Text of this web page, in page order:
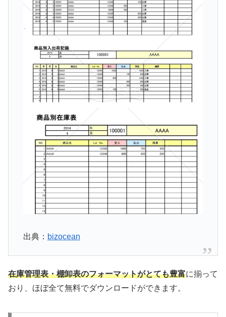
出典： bizocean
在庫管理表・棚卸表のフォーマットがとても豊富に揃って
おり、ほぼ全て無料でダウンロードができます。